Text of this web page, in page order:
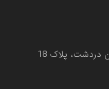
آدرس پستی: نارمک، میدان شقایق، ابتدای خیابان دردشت، پلاک 18